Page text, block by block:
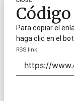
Código
Para copiar el
haga clic en el
RSS link